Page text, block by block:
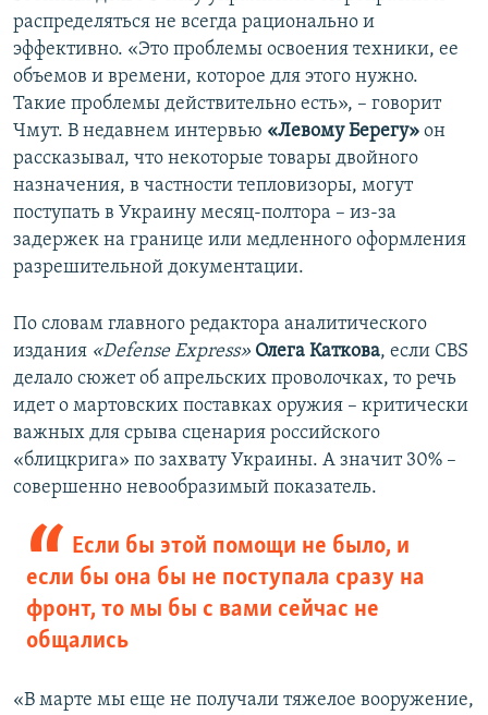
д
у
щ
и
й
с
л
а
й
д
ю
щ
и
й
с
л
а
й
д
распределяться не всегда рационально и
эффективно. «Это проблемы освоения техники, ее
объемов и времени, которое для этого нужно.
Такие проблемы действительно есть», – говорит
Чмут. В недавнем интервью «Левому Берегу» он
рассказывал, что некоторые товары двойного
назначения, в частности тепловизоры, могут
поступать в Украину месяц-полтора – из-за
задержек на границе или медленного оформления
разрешительной документации.
По словам главного редактора аналитического
издания «Defense Express» Олега Каткова, если CBS
делало сюжет об апрельских проволочках, то речь
идет о мартовских поставках оружия – критически
важных для срыва сценария российского
«блицкрига» по захвату Украины. А значит 30% –
совершенно невообразимый показатель.
Если бы этой помощи не было, и
если бы она бы не поступала сразу на
фронт, то мы бы с вами сейчас не
общались
«В марте мы еще не получали тяжелое вооружение,